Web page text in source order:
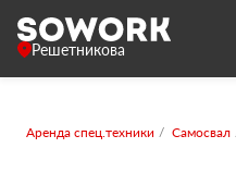
Решетникова
Аренда спец.техники Самосвал